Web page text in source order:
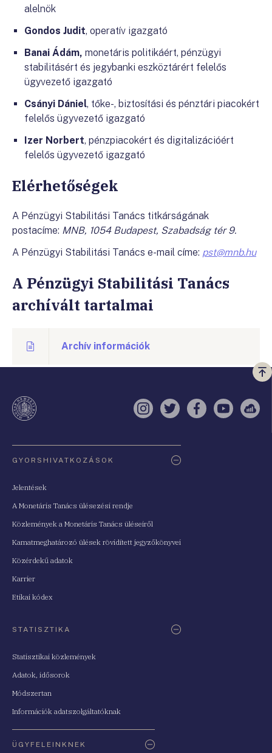
alelnök
Gondos Judit, operatív igazgató
Banai Ádám, monetáris politikáért, pénzügyi
stabilitásért és jegybanki eszköztárért felelős
ügyvezető igazgató
Csányi Dániel, tőke-, biztosítási és pénztári piacokért
felelős ügyvezető igazgató
Izer Norbert, pénzpiacokért és digitalizációért
felelős ügyvezető igazgató
Elérhetőségek
A Pénzügyi Stabilitási Tanács titkárságának
postacíme: MNB, 1054 Budapest, Szabadság tér 9.
A Pénzügyi Stabilitási Tanács e-mail címe: pst@mnb.hu
A Pénzügyi Stabilitási Tanács
archívált tartalmai
Archív információk
a
Instagram
TwitterFacebook
YouTube
GYORSHIVATKOZÁSOK
Jelentések
A Monetáris Tanács ülésezési rendje
Közlemények a Monetáris Tanács üléseiről
Kamatmeghatározó ülések rövidített jegyzőkönyvei
Közérdekű adatok
Karrier
Etikai kódex
STATISZTIKA
Statisztikai közlemények
Adatok, idősorok
Módszertan
Információk adatszolgáltatóknak
ÜGYFELEINKNEK